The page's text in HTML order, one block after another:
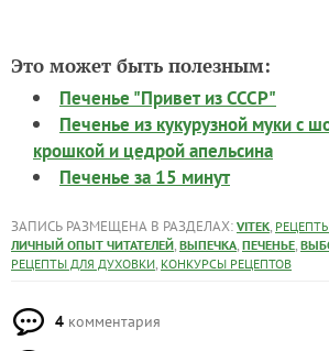
Это может быть полезным:
Печенье "Привет из СССР"
Печенье из кукурузной муки с
крошкой и цедрой апельсина
Печенье за 15 минут
ЗАПИСЬ РАЗМЕЩЕНА В РАЗДЕЛАХ: VITEK,
ЛИЧНЫЙ ОПЫТ ЧИТАТЕЛЕЙ, ВЫПЕЧКА, ПЕЧЕНЬЕ,
РЕЦЕПТЫ ДЛЯ ДУХОВКИ, КОНКУРСЫ РЕЦЕПТОВ
4 комментария